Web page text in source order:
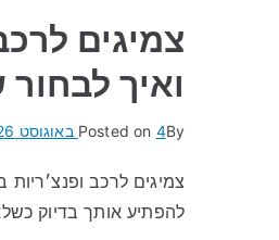
צמיגים
ואיך לבחור
By
Posted on 4 באוגוסט 2026
צמיגים לרכב
להפתיע אותך בדיוק